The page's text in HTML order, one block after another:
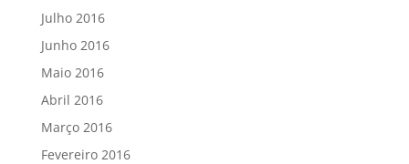
Julho 2016
Junho 2016
Maio 2016
Abril 2016
Março 2016
Fevereiro 2016